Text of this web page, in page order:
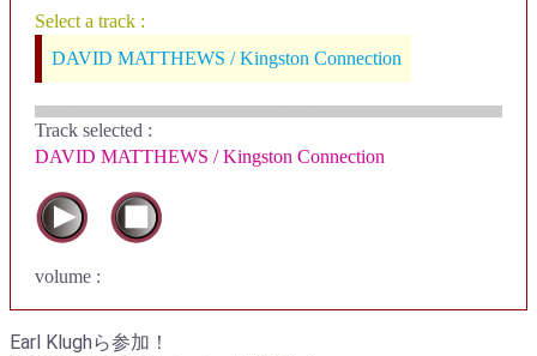
Select a track :
DAVID MATTHEWS / Kingston Connection
Track selected :
DAVID MATTHEWS / Kingston Connection
volume :
Earl Klughら参加！